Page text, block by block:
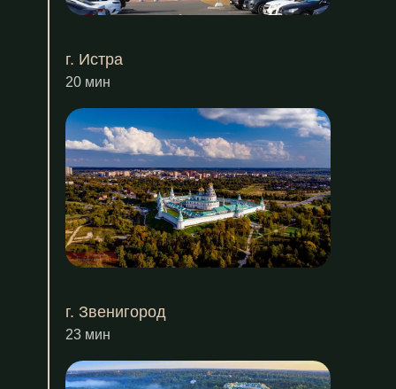
20 мин
г. Истра
23 мин
г. Звенигород